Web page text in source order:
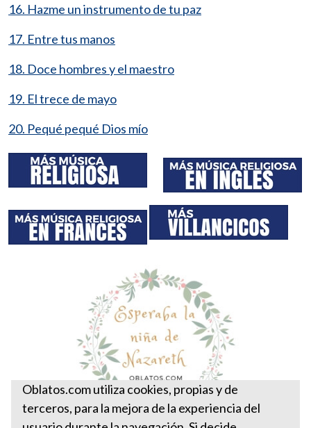
16. Hazme un instrumento de tu paz
17. Entre tus manos
18. Doce hombres y el maestro
19. El trece de mayo
20. Pequé pequé Dios mío
Oblatos.com utiliza cookies, propias y de
terceros, para la mejora de la experiencia del